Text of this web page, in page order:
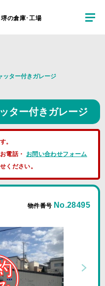
よろしくお願いします。
の倉庫･工場
ッター付きガレージ
ター付きガレージ
。
電話・ お問い合わせフォーム
ください。
物件番号 No.28495